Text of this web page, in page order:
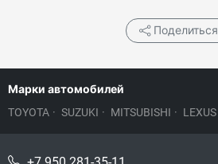
Поделиться
Марки автомобилей
TOYOTA · SUZUKI · MITSUBISHI · LEXUS